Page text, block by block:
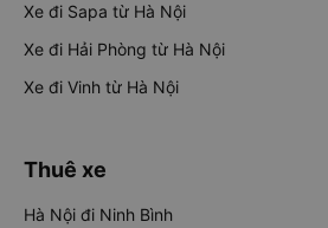
Xe đi Sapa từ Hà Nội
Xe đi Hải Phòng từ Hà Nội
Xe đi Vinh từ Hà Nội
Thuê xe
Hà Nội đi Ninh Bình